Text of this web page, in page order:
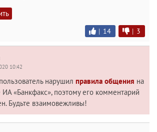
| 14 | 3
10:42
нарушил правила общения на
ИА «Банкфакс», поэтому его комментарий
Будьте взаимовежливы!